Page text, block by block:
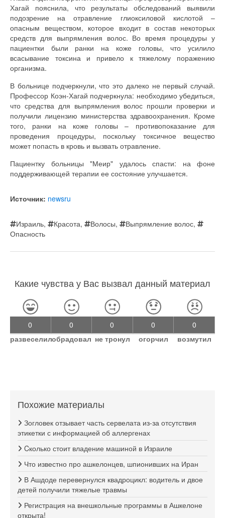
Хагай пояснила, что результаты обследований выявили
подозрение на отравление глиоксиловой кислотой –
опасным веществом, которое входит в состав некоторых
средств для выпрямления волос. Во время процедуры у
пациентки были ранки на коже головы, что усилило
всасывание токсина и привело к тяжелому поражению
организма.
В больнице подчеркнули, что это далеко не первый случай.
Профессор Коэн-Хагай подчеркнула: необходимо убедиться,
что средства для выпрямления волос прошли проверки и
получили лицензию министерства здравоохранения. Кроме
того, ранки на коже головы – противопоказание для
проведения процедуры, поскольку токсичное вещество
может попасть в кровь и вызвать отравление.
Пациентку больницы "Меир" удалось спасти: на фоне
поддерживающей терапии ее состояние улучшается.
Источник: newsru
Израиль, Красота, Волосы, Выпрямление волос,
Опасность
Какие чувства у Вас вызвал данный материал
0
развеселил
0
обрадовал
0
не тронул
0
огорчил
0
возмутил
Похожие материалы
Зогловек отзывает часть сервелата из-за отсутствия
этикетки с информацией об аллергенах
Cколько стоит владение машиной в Израиле
Что известно про ашкелонцев, шпионивших на Иран
В Ашдоде перевернулся квадроцикл: водитель и двое
детей получили тяжелые травмы
Регистрация на внешкольные программы в Ашкелоне
открыта!